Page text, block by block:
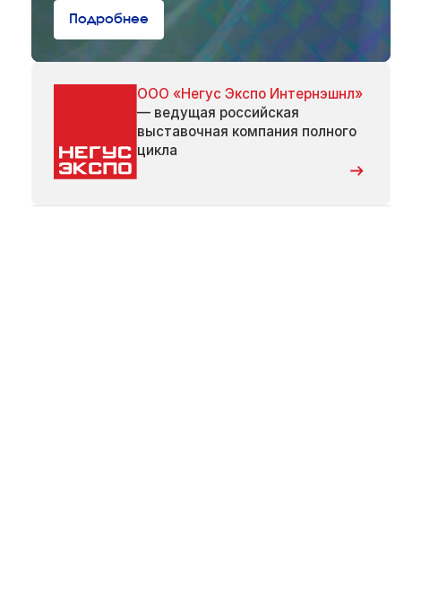
Подробнее
ООО «Негус Экспо Интернэшнл»
— ведущая российская
выставочная компания полного
цикла